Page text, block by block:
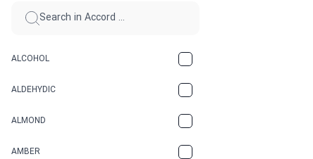
ALCOHOL
ALDEHYDIC
ALMOND
AMBER